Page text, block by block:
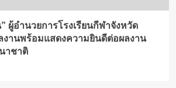
ผู้อำนวยการโรงเรียนกีฬาจังหวัด
านพร้อมแสดงความยินดีต่อผลงาน
าชาติ